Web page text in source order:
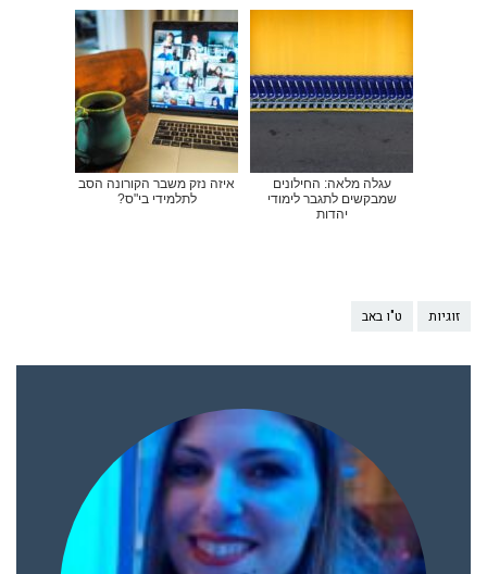
עגלה מלאה: החילונים
שמבקשים לתגבר לימודי
יהדות
איזה נזק משבר הקורונה הסב
לתלמידי בי"ס?
זוגיות ט"ו באב